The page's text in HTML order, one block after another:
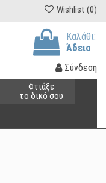
Wishlist (0)
Καλάθι:
Άδειο
Σύνδεση
Φτιάξε
το δικό σου